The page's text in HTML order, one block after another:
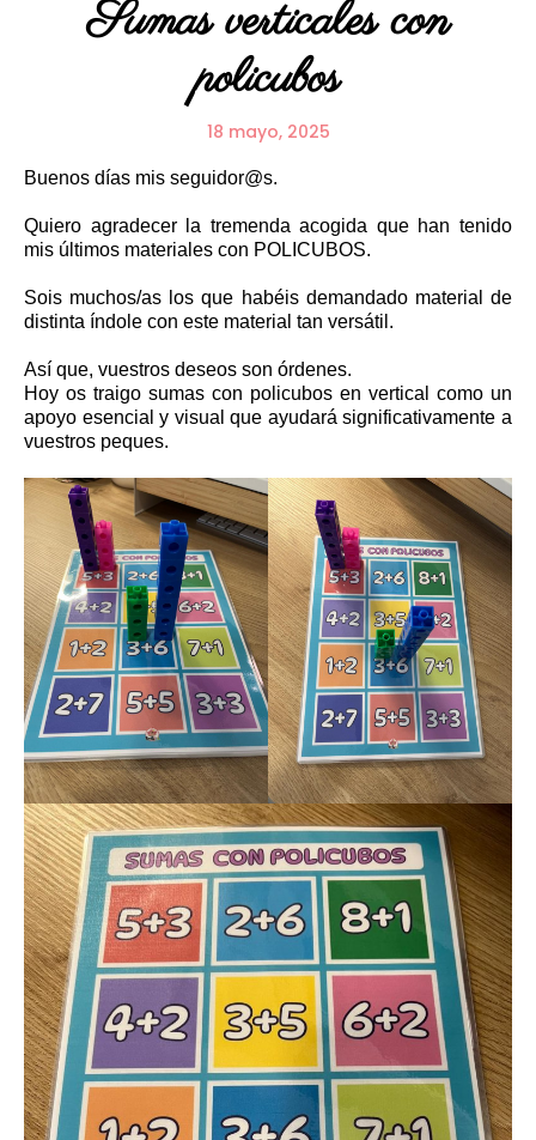
Sumas verticales con
policubos
18 mayo, 2025
Buenos días mis seguidor@s.
Quiero agradecer la tremenda acogida que han tenido
mis últimos materiales con POLICUBOS.
Sois muchos/as los que habéis demandado material de
distinta índole con este material tan versátil.
Así que, vuestros deseos son órdenes.
Hoy os traigo sumas con policubos en vertical como un
apoyo esencial y visual que ayudará significativamente a
vuestros peques.